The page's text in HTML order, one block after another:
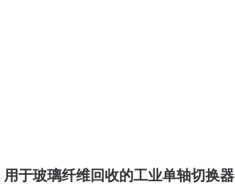
用于玻璃纤维回收的工业单轴切换器